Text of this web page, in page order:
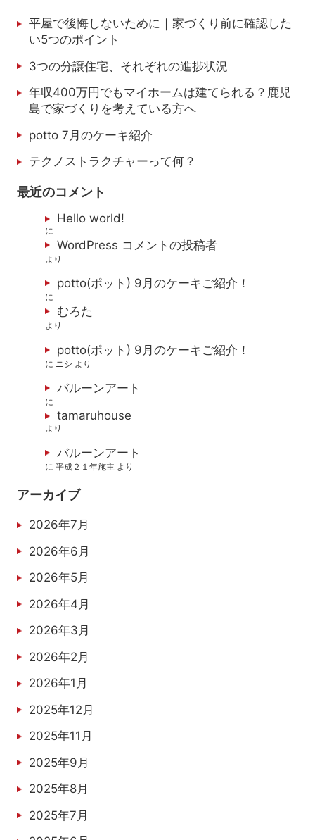
平屋で後悔しないために｜家づくり前に確認した
い5つのポイント
3つの分譲住宅、それぞれの進捗状況
年収400万円でもマイホームは建てられる？鹿児
島で家づくりを考えている方へ
potto 7月のケーキ紹介
テクノストラクチャーって何？
最近のコメント
Hello world!
に
WordPress コメントの投稿者
より
potto(ポット) 9月のケーキご紹介！
に
むろた
より
potto(ポット) 9月のケーキご紹介！
に ニシ より
バルーンアート
に
tamaruhouse
より
バルーンアート
に平成２１年施主 より
アーカイブ
2026年7月
2026年6月
2026年5月
2026年4月
2026年3月
2026年2月
2026年1月
2025年12月
2025年11月
2025年9月
2025年8月
2025年7月